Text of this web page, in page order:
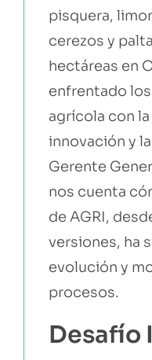
pisquera,
cerezos y
hectáreas en
enfrentado
agrícola con
innovación y
Gerente
nos cuenta
de AGRI,
versiones, ha
evolución y
procesos.
Desafío